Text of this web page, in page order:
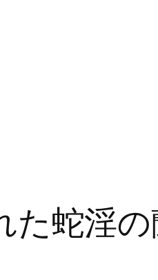
蛇淫